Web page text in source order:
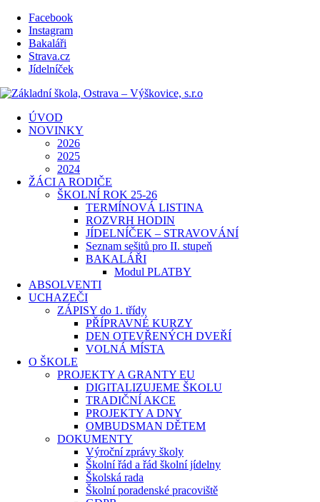
Facebook
Instagram
Bakaláři
Strava.cz
Jídelníček
ÚVOD
NOVINKY
2026
2025
2024
ŽÁCI A RODIČE
ŠKOLNÍ ROK 25-26
TERMÍNOVÁ LISTINA
ROZVRH HODIN
JÍDELNÍČEK – STRAVOVÁNÍ
Seznam sešitů pro II. stupeň
BAKALÁŘI
Modul PLATBY
ABSOLVENTI
UCHAZEČI
ZÁPISY do 1. třídy
PŘÍPRAVNÉ KURZY
DEN OTEVŘENÝCH DVEŘÍ
VOLNÁ MÍSTA
O ŠKOLE
PROJEKTY A GRANTY EU
DIGITALIZUJEME ŠKOLU
TRADIČNÍ AKCE
PROJEKTY A DNY
OMBUDSMAN DĚTEM
DOKUMENTY
Výroční zprávy školy
Školní řád a řád školní jídelny
Školská rada
Školní poradenské pracoviště